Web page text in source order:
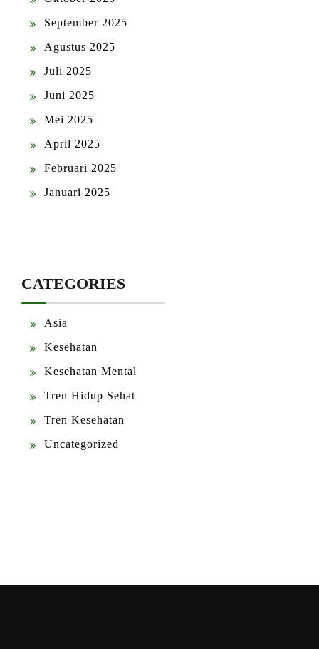
September 2025
Agustus 2025
Juli 2025
Juni 2025
Mei 2025
April 2025
Februari 2025
Januari 2025
CATEGORIES
Asia
Kesehatan
Kesehatan Mental
Tren Hidup Sehat
Tren Kesehatan
Uncategorized